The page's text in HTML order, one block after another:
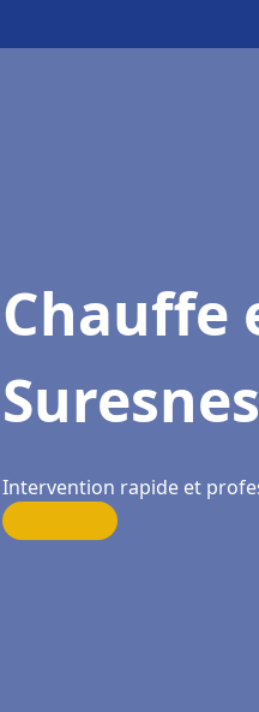
Chauffe
Suresnes
Intervention rapide et